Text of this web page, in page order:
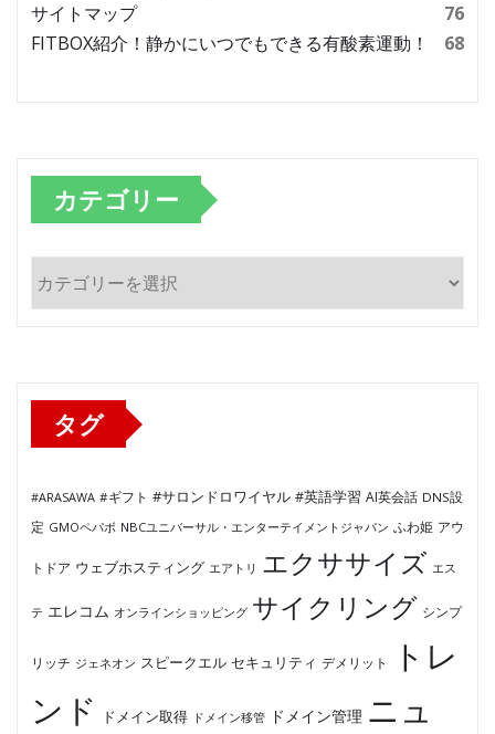
サイトマップ
76
FITBOX紹介！静かにいつでもできる有酸素運動！
68
カテゴリー
テ
タグ
#ARASAWA #ギフト #サロンドロワイヤル #英語学習 AI英会話 DNS設
定 GMOペパボ NBCユニバーサル・エンターテイメントジャパン ふわ姫 アウ
トドア ウェブホスティング エアトリ エクササイズ エス
テ エレコム オンラインショッピング サイクリング シンプ
リッチ ジェネオン スピークエル セキュリティ デメリット
トレ
ンド
ドメイン取得 ドメイン移管 ドメイン管理 ニュ